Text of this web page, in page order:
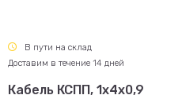
Кабель КСПП, 1х4х0,9
В пути на склад
Доставим в течение 14 дней